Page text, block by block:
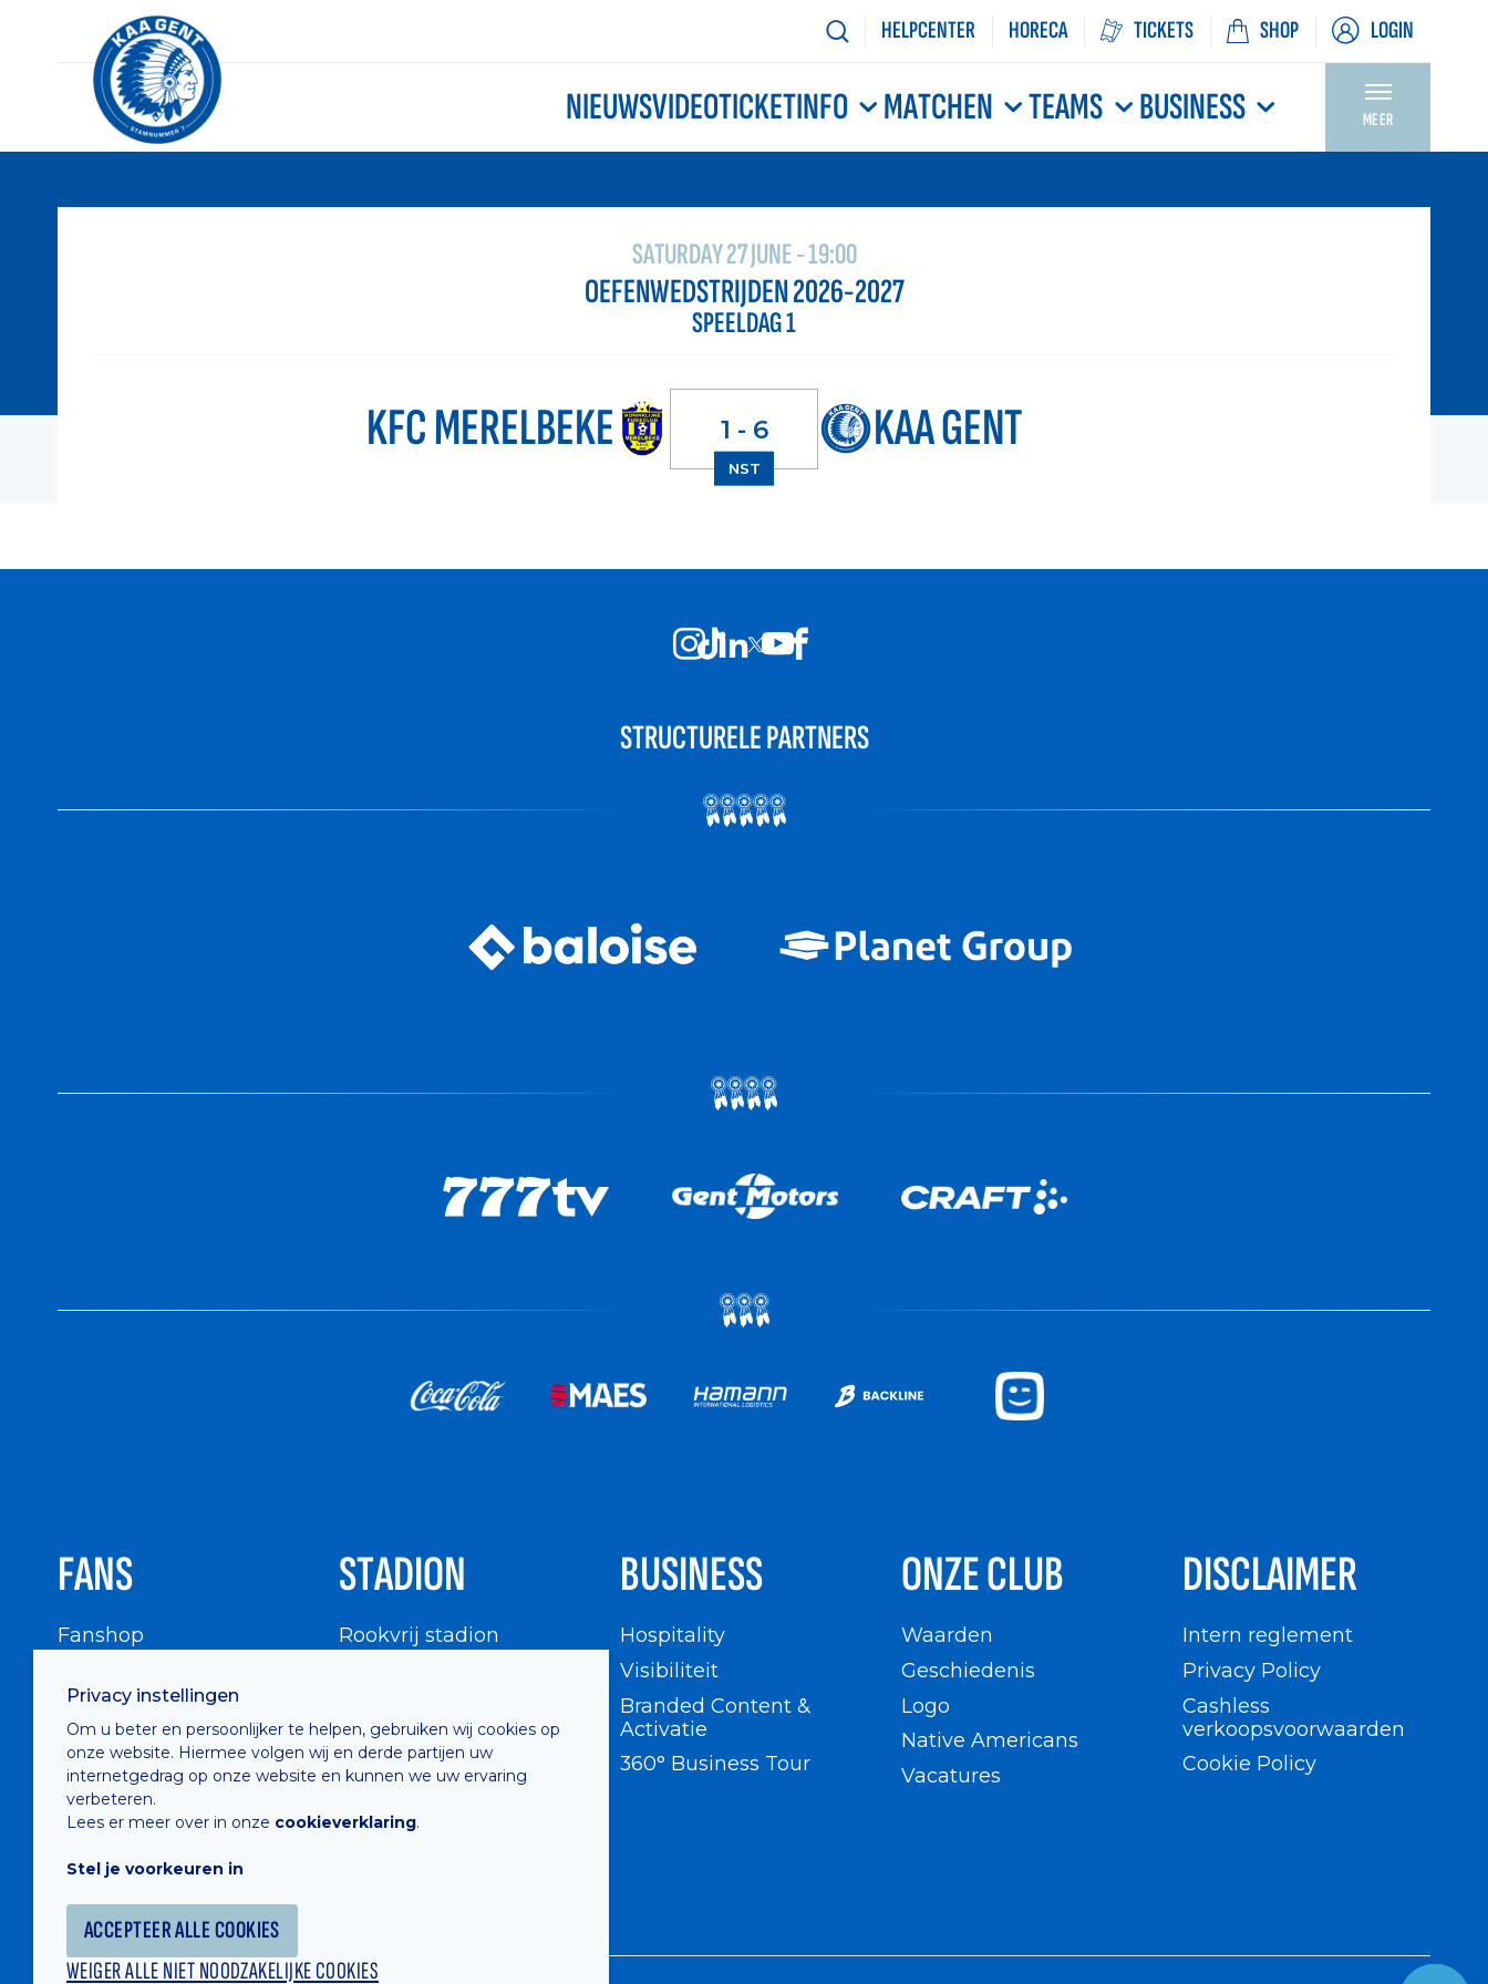
HELPCENTER HORECA TICKETS SHOP LOGIN
NIEUWSVIDEOTICKETINFO MATCHEN TEAMS BUSINESS MEER
SATURDAY 27 JUNE - 19:00
OEFENWEDSTRIJDEN 2026-2027
SPEELDAG 1
KFC MERELBEKE 1 - 6
NST
KAA GENT
Privacy instellingen
Om u beter en persoonlijker te helpen, gebruiken wij cookies op
onze website. Hiermee volgen wij en derde partijen uw
internetgedrag op onze website en kunnen we uw ervaring
verbeteren.
Lees er meer over in onze cookieverklaring.
Stel je voorkeuren in
ACCEPTEER ALLE COOKIES
WEIGER ALLE NIET NOODZAKELIJKE COOKIES
STRUCTURELE PARTNERS
FANS
Fanshop
Supportersraad
Buffalo Kids Club
Supportersfederatie
Supportersclubs
Fotoalbums
STADION
Rookvrij stadion
BUSINESS
Hospitality
Visibiliteit
Branded Content &
Activatie
360° Business Tour
ONZE CLUB
Waarden
Geschiedenis
Logo
Native Americans
Vacatures
DISCLAIMER
Intern reglement
Privacy Policy
Cashless
verkoopsvoorwaarden
Cookie Policy